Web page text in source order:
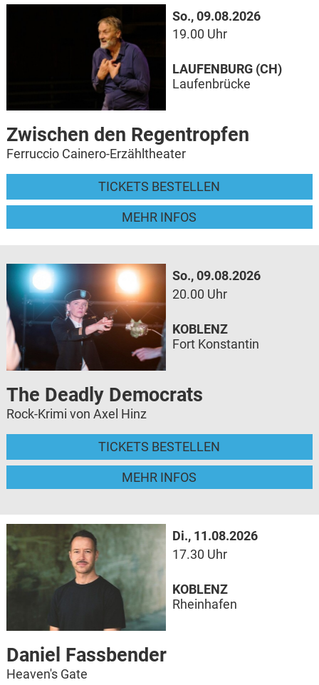
So., 09.08.2026
19.00 Uhr
Zwischen den Regentropfen
Ferruccio Cainero-Erzähltheater
TICKETS BESTELLEN
MEHR INFOS
LAUFENBURG (CH)
Laufenbrücke
So., 09.08.2026
20.00 Uhr
The Deadly Democrats
Rock-Krimi von Axel Hinz
TICKETS BESTELLEN
MEHR INFOS
KOBLENZ
Fort Konstantin
Di., 11.08.2026
17.30 Uhr
Daniel Fassbender
Heaven's Gate
KOBLENZ
Rheinhafen